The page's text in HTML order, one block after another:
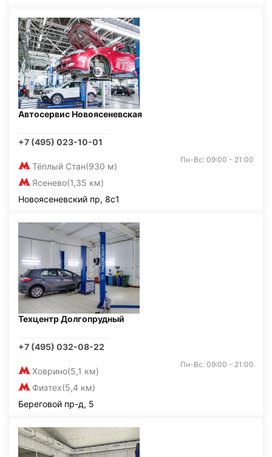
Автосервис Новоясеневская
+7 (495) 023-10-01
Тёплый Стан(930 м)
Ясенево(1,35 км)
Пн-Вс: 09:00 - 21:00
Новоясеневский пр, 8с1
Техцентр Долгопрудный
+7 (495) 032-08-22
Ховрино(5,1 км)
Физтех(5,4 км)
Пн-Вс: 09:00 - 21:00
Береговой пр-д, 5